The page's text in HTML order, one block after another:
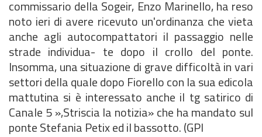
commissario della Sogeir, Enzo Marinello, ha reso
noto ieri di avere ricevuto un'ordinanza che vieta
anche agli autocompattatori il passaggio nelle
strade individua- te dopo il crollo del ponte.
Insomma, una situazione di grave difficoltà in vari
settori della quale dopo Fiorello con la sua edicola
mattutina si è interessato anche il tg satirico di
Canale 5 »,Striscia la notizia» che ha mandato sul
ponte Stefania Petix ed il bassotto. (GPI